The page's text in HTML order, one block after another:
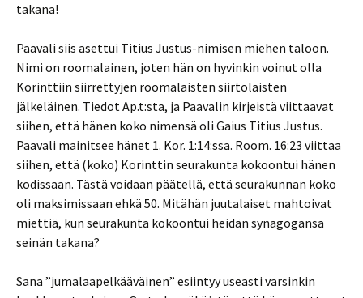
takana!
Paavali siis asettui Titius Justus-nimisen miehen taloon.
Nimi on roomalainen, joten hän on hyvinkin voinut olla
Korinttiin siirrettyjen roomalaisten siirtolaisten
jälkeläinen. Tiedot Ap.t:sta, ja Paavalin kirjeistä viittaavat
siihen, että hänen koko nimensä oli Gaius Titius Justus.
Paavali mainitsee hänet 1. Kor. 1:14:ssa. Room. 16:23 viittaa
siihen, että (koko) Korinttin seurakunta kokoontui hänen
kodissaan. Tästä voidaan päätellä, että seurakunnan koko
oli maksimissaan ehkä 50. Mitähän juutalaiset mahtoivat
miettiä, kun seurakunta kokoontui heidän synagogansa
seinän takana?
Sana ”jumalaapelkääväinen” esiintyy useasti varsinkin